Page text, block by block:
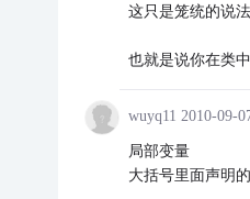
这只是笼统的说法
也就是说你在类
wuyq11 2010-09-
局部变量
大括号里面声明